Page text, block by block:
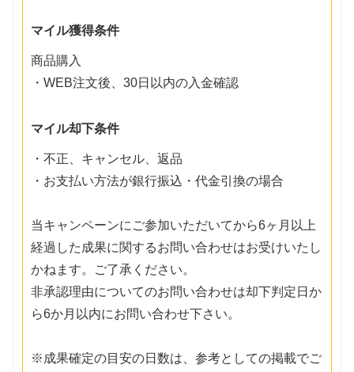
マイル獲得条件
商品購入
・WEB注文後、30日以内の入金確認
マイル却下条件
・不正、キャンセル、返品
・お支払い方法が銀行振込・代金引換の場合
当キャンペーンにご参加いただいてから6ヶ月以上
経過した成果に関するお問い合わせはお受けいたし
かねます。ご了承ください。
非承認理由についてのお問い合わせは却下判定日か
ら6か月以内にお問い合わせ下さい。
※成果確定の目安の日数は、参考としての掲載でご